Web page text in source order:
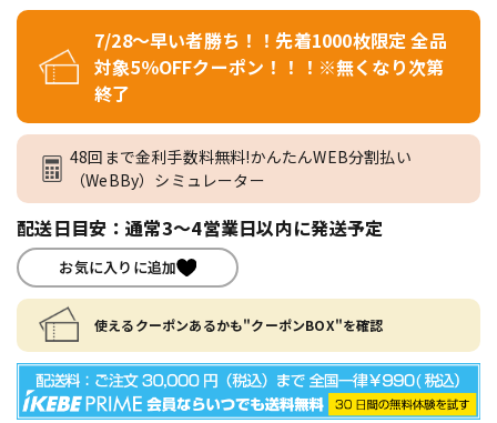
7/28～早い者勝ち！！先着1000枚限定 全品
対象5％OFFクーポン！！！※無くなり次第
終了
48回まで金利手数料無料!かんたんWEB分割払い
（WeBBy）シミュレーター
配送日目安：通常3～4営業日以内に発送予定
お気に入りに追加
使えるクーポンあるかも"クーポンBOX"を確認